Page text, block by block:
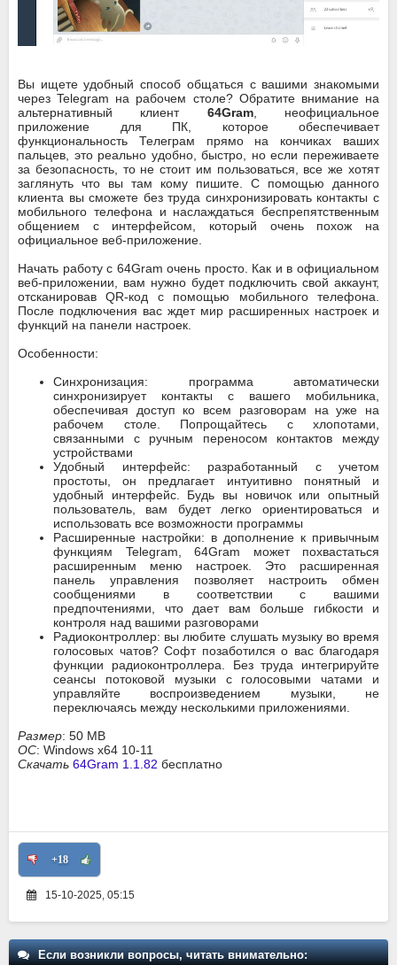
Вы ищете удобный способ общаться с вашими знакомыми
через Telegram на рабочем столе? Обратите внимание на
альтернативный клиент 64Gram, неофициальное
приложение для ПК, которое обеспечивает
функциональность Телеграм прямо на кончиках ваших
пальцев, это реально удобно, быстро, но если переживаете
за безопасность, то не стоит им пользоваться, все же хотят
заглянуть что вы там кому пишите. С помощью данного
клиента вы сможете без труда синхронизировать контакты с
мобильного телефона и наслаждаться беспрепятственным
общением с интерфейсом, который очень похож на
официальное веб-приложение.
Начать работу с 64Gram очень просто. Как и в официальном
веб-приложении, вам нужно будет подключить свой аккаунт,
отсканировав QR-код с помощью мобильного телефона.
После подключения вас ждет мир расширенных настроек и
функций на панели настроек.
Особенности:
Синхронизация: программа автоматически
синхронизирует контакты с вашего мобильника,
обеспечивая доступ ко всем разговорам на уже на
рабочем столе. Попрощайтесь с хлопотами,
связанными с ручным переносом контактов между
устройствами
Удобный интерфейс: разработанный с учетом
простоты, он предлагает интуитивно понятный и
удобный интерфейс. Будь вы новичок или опытный
пользователь, вам будет легко ориентироваться и
использовать все возможности программы
Расширенные настройки: в дополнение к привычным
функциям Telegram, 64Gram может похвастаться
расширенным меню настроек. Это расширенная
панель управления позволяет настроить обмен
сообщениями в соответствии с вашими
предпочтениями, что дает вам больше гибкости и
контроля над вашими разговорами
Радиоконтроллер: вы любите слушать музыку во время
голосовых чатов? Софт позаботился о вас благодаря
функции радиоконтроллера. Без труда интегрируйте
сеансы потоковой музыки с голосовыми чатами и
управляйте воспроизведением музыки, не
переключаясь между несколькими приложениями.
Размер: 50 MB
ОС: Windows x64 10-11
Скачать 64Gram 1.1.82 бесплатно
+18
15-10-2025, 05:15
Если возникли вопросы, читать внимательно: